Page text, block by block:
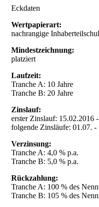
Eckdaten
Wertpapierart:
nachrangige
Mindestzeichnung:
platziert
Laufzeit:
Tranche A: 10 Jahre
Tranche B: 20 Jahre
Zinslauf:
erster Zinslauf: 15.02.2016
folgende Zinsläufe: 01.07. -
Verzinsung:
Tranche A: 4,0 % p.a.
Tranche B: 5,0 % p.a.
Rückzahlung:
Tranche A: 100 % des
Tranche B: 105 % des